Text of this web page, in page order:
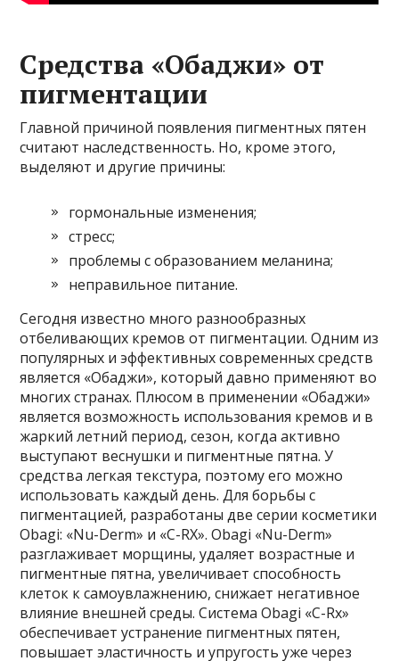
Средства «Обаджи» от
пигментации
Главной причиной появления пигментных пятен
считают наследственность. Но, кроме этого,
выделяют и другие причины:
гормональные изменения;
стресс;
проблемы с образованием меланина;
неправильное питание.
Сегодня известно много разнообразных
отбеливающих кремов от пигментации. Одним из
популярных и эффективных современных средств
является «Обаджи», который давно применяют во
многих странах. Плюсом в применении «Обаджи»
является возможность использования кремов и в
жаркий летний период, сезон, когда активно
выступают веснушки и пигментные пятна. У
средства легкая текстура, поэтому его можно
использовать каждый день. Для борьбы с
пигментацией, разработаны две серии косметики
Obagi: «Nu-Derm» и «C-RX». Obagi «Nu-Derm»
разглаживает морщины, удаляет возрастные и
пигментные пятна, увеличивает способность
клеток к самоувлажнению, снижает негативное
влияние внешней среды. Система Obagi «C-Rx»
обеспечивает устранение пигментных пятен,
повышает эластичность и упругость уже через